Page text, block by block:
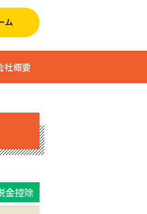
社概要
金控除